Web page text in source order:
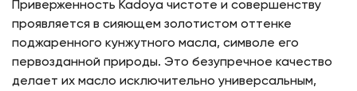
Приверженность Kadoya чистоте и совершенству
проявляется в сияющем золотистом оттенке
поджаренного кунжутного масла, символе его
первозданной природы. Это безупречное качество
делает их масло исключительно универсальным,